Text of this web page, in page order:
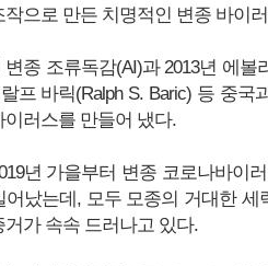
작으로 만든 치명적인 변종 바이
변종 조류독감(AI)과 2013년 에
프 바릭(Ralph S. Baric) 등 중
이러스를 만들어 냈다.
년 가을부터 변종 코로나바이
어났는데, 모두 모종의 거대한 세
거가 속속 드러나고 있다.